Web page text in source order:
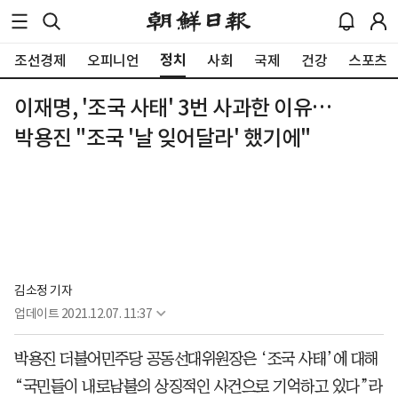
조선경제 오피니언 정치 사회 국제 건강 스포츠
이재명, '조국 사태' 3번 사과한 이유…
박용진 "조국 '날 잊어달라' 했기에"
김소정 기자
업데이트 2021.12.07. 11:37
박용진 더불어민주당 공동선대위원장은 ‘조국 사태’에 대해
“국민들이 내로남불의 상징적인 사건으로 기억하고 있다”라